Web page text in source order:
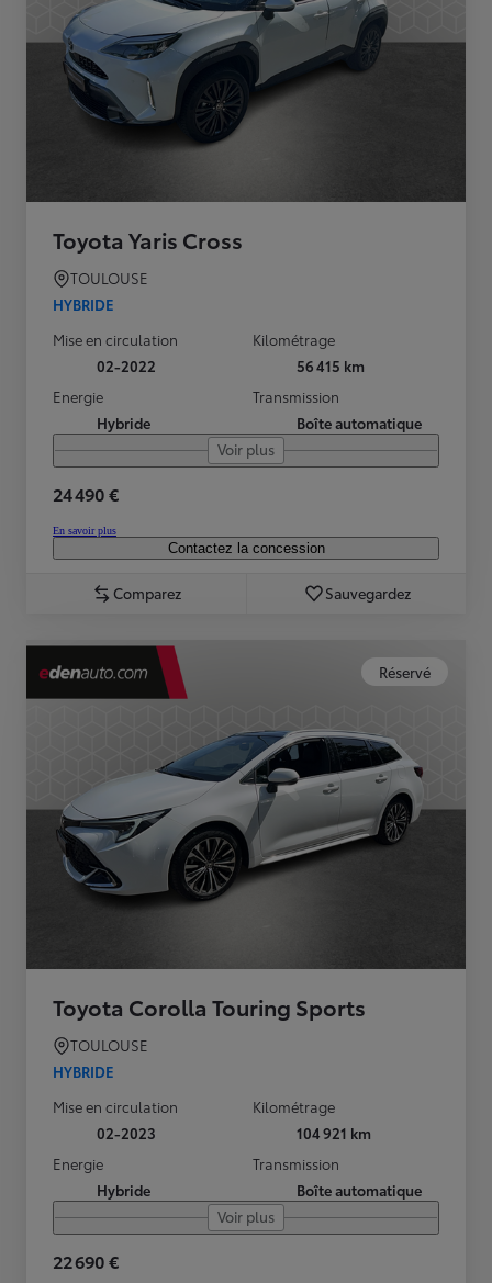
Toyota Yaris Cross
TOULOUSE
HYBRIDE
Mise en circulation
02-2022
Kilométrage
56 415 km
Energie
Hybride
Transmission
Boîte automatique
Voir plus
24 490 €
En savoir plus
Contactez la concession
Comparez Sauvegardez
Réservé
Toyota Corolla Touring Sports
TOULOUSE
HYBRIDE
Mise en circulation
02-2023
Kilométrage
104 921 km
Energie
Hybride
Transmission
Boîte automatique
Voir plus
22 690 €